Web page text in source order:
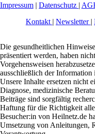
Impressum | Datenschutz |
Kontakt | Newsletter |
Die gesundheitlichen
präsentiert werden, haben
Vorgehensweisen
ausschließlich der
Unsere Inhalte ersetzen nicht
Diagnose, medizinische
Beiträge sind sorgfältig
Haftung für die Richtigkeit
Besucher:in von Heilnetz.de
Umsetzung von Anleitungen,